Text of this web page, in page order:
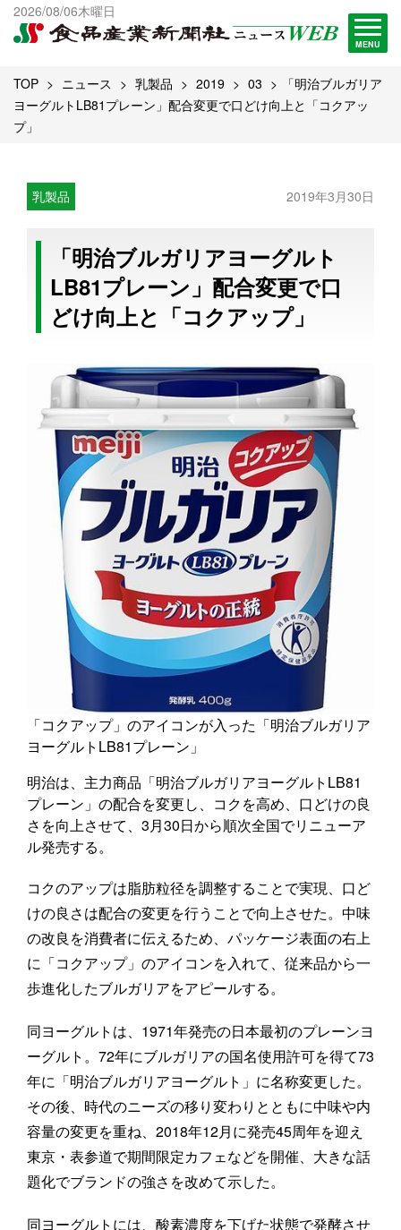
2026/08/06木曜日
MENU
出版物一覧へ
試読・購読申し込み
TOP ニュース 乳製品 2019 03
「明治ブルガリア
ヨーグルトLB81プレーン」配合変更で口どけ向上と「コクアッ
プ」
乳製品 2019年3月30日
「明治ブルガリアヨーグルト
LB81プレーン」配合変更で口
どけ向上と「コクアップ」
「コクアップ」のアイコンが入った「明治ブルガリア
ヨーグルトLB81プレーン」
明治は、主力商品「明治ブルガリアヨーグルトLB81
プレーン」の配合を変更し、コクを高め、口どけの良
さを向上させて、3月30日から順次全国でリニューア
ル発売する。
コクのアップは脂肪粒径を調整することで実現、口ど
けの良さは配合の変更を行うことで向上させた。中味
の改良を消費者に伝えるため、パッケージ表面の右上
に「コクアップ」のアイコンを入れて、従来品から一
歩進化したブルガリアをアピールする。
同ヨーグルトは、1971年発売の日本最初のプレーンヨ
ーグルト。72年にブルガリアの国名使用許可を得て73
年に「明治ブルガリアヨーグルト」に名称変更した。
その後、時代のニーズの移り変わりとともに中味や内
容量の変更を重ね、2018年12月に発売45周年を迎え
東京・表参道で期間限定カフェなどを開催、大きな話
題化でブランドの強さを改めて示した。
同ヨーグルトには、酸素濃度を下げた状態で発酵させ